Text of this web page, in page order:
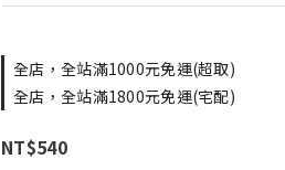
全店，全站滿1000元免運(超取)
全店，全站滿1800元免運(宅配)
NT$540